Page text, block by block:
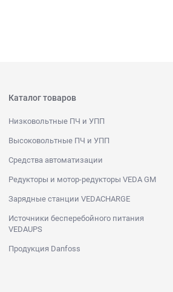
Каталог товаров
Низковольтные ПЧ и УПП
Высоковольтные ПЧ и УПП
Средства автоматизации
Редукторы и мотор-редукторы VEDA GM
Зарядные станции VEDACHARGE
Источники бесперебойного питания
VEDAUPS
Продукция Danfoss